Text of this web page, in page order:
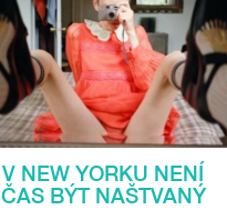
V NEW YORKU NENÍ
ČAS BÝT NAŠTVANÝ